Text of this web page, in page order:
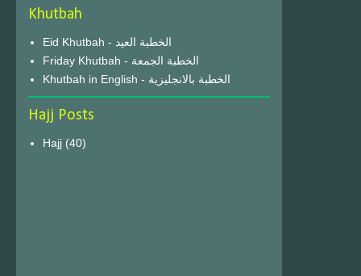
Khutbah
Eid Khutbah - الخطبة العيد
Friday Khutbah - الخطبة الجمعة
Khutbah in English - الخطبة بالانجليزية
Hajj Posts
Hajj (40)